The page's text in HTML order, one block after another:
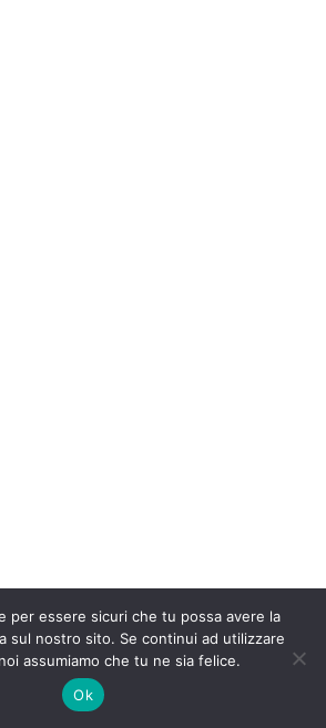
per essere sicuri che tu possa avere la
sul nostro sito. Se continui ad utilizzare
assumiamo che tu ne sia felice.
Ok